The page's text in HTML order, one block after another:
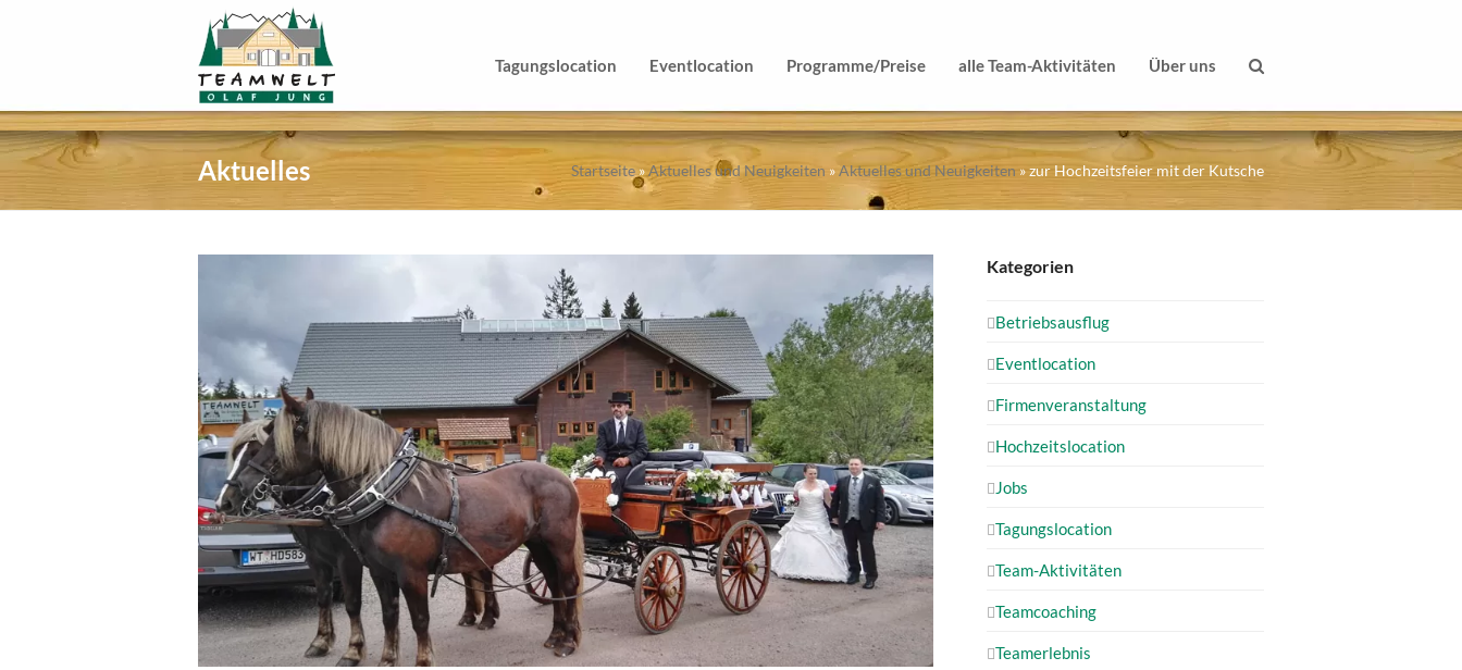
Tagungslocation Eventlocation Programme/Preise alle Team-Aktivitäten Über uns
Aktuelles Startseite »Aktuelles und Neuigkeiten »Aktuelles und Neuigkeiten »zur Hochzeitsfeier mit der Kutsche
Kategorien
Betriebsausflug
Eventlocation
Firmenveranstaltung
Hochzeitslocation
Jobs
Tagungslocation
Team-Aktivitäten
Teamcoaching
Teamerlebnis